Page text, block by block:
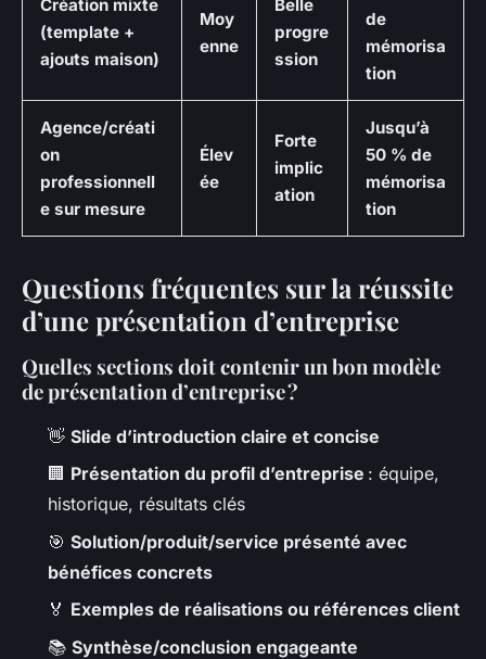
Création mixte
(template +
ajouts maison)
Moy
enne
Belle
progre
ssion
de
mémorisa
tion
Agence/créati
on
professionnell
e sur mesure
Élev
ée
Forte
implic
ation
Jusqu’à
50 % de
mémorisa
tion
Questions fréquentes sur la réussite
d’une présentation d’entreprise
Quelles sections doit contenir un bon modèle
de présentation d’entreprise ?
👋 Slide d’introduction claire et concise
🏢 Présentation du profil d’entreprise : équipe,
historique, résultats clés
🎯 Solution/produit/service présenté avec
bénéfices concrets
🏅 Exemples de réalisations ou références client
📚 Synthèse/conclusion engageante